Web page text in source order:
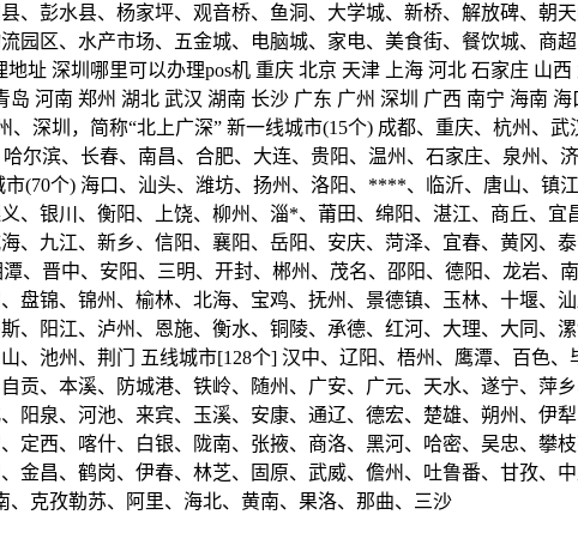
彭水县、杨家坪、观音桥、鱼洞、大学城、新桥、解放碑、朝
区、水产市场、五金城、电脑城、家电、美食街、餐饮城、商
址 深圳哪里可以办理pos机 重庆 北京 天津 上海 河北 石家庄 山
河南 郑州 湖北 武汉 湖南 长沙 广东 广州 深圳 广西 南宁 海南
深圳，简称“北上广深” 新一线城市(15个) 成都、重庆、杭州、
尔滨、长春、南昌、合肥、大连、贵阳、温州、石家庄、泉州、
(70个) 海口、汕头、潍坊、扬州、洛阳、****、临沂、唐山、镇
、银川、衡阳、上饶、柳州、淄*、莆田、绵阳、湛江、商丘、
、九江、新乡、信阳、襄阳、岳阳、安庆、菏泽、宜春、黄冈、
晋中、安阳、三明、开封、郴州、茂名、邵阳、德阳、龙岩、
锦、锦州、榆林、北海、宝鸡、抚州、景德镇、玉林、十堰、
、阳江、泸州、恩施、衡水、铜陵、承德、红河、大理、大同、
池州、荆门 五线城市[128个] 汉中、辽阳、梧州、鹰潭、百色
、本溪、防城港、铁岭、随州、广安、广元、天水、遂宁、萍
阳泉、河池、来宾、玉溪、安康、通辽、德宏、楚雄、朔州、伊
定西、喀什、白银、陇南、张掖、商洛、黑河、哈密、吴忠、攀
金昌、鹤岗、伊春、林芝、固原、武威、儋州、吐鲁番、甘孜、
克孜勒苏、阿里、海北、黄南、果洛、那曲、三沙